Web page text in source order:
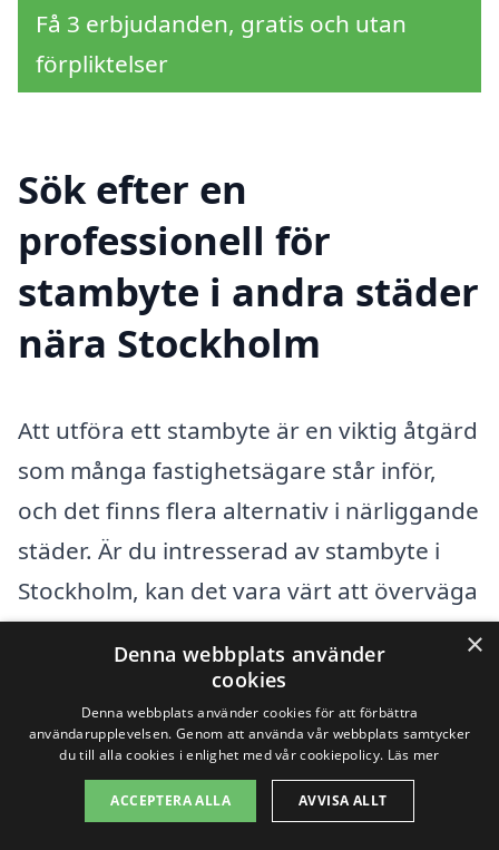
Få 3 erbjudanden, gratis och utan
förpliktelser
Sök efter en
professionell för
stambyte i andra städer
nära Stockholm
Att utföra ett stambyte är en viktig åtgärd
som många fastighetsägare står inför,
och det finns flera alternativ i närliggande
städer. Är du intresserad av stambyte i
Stockholm, kan det vara värt att överväga
att hitta hjälp i omkringliggande
områden. Plattformen stambyte-pris.se
är här för att hjälpa dig att få kontakt med
kompetenta företag som erbjuder
stambytetjänster nära dig.
×
Denna webbplats använder
cookies
Denna webbplats använder cookies för att förbättra
användarupplevelsen. Genom att använda vår webbplats samtycker
du till alla cookies i enlighet med vår cookiepolicy. Läs mer
ACCEPTERA ALLA AVVISA ALLT